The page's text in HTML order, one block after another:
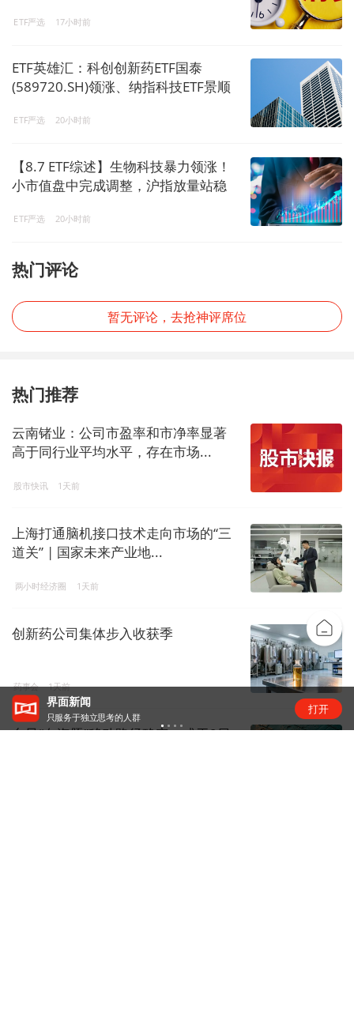
ETF严选 17小时前
ETF英雄汇：科创创新药ETF国泰
(589720.SH)领涨、纳指科技ETF景顺
ETF严选 20小时前
【8.7 ETF综述】生物科技暴力领涨！
小市值盘中完成调整，沪指放量站稳
ETF严选 20小时前
热门评论
暂无评论，去抢神评席位
热门推荐
云南锗业：公司市盈率和市净率显著
高于同行业平均水平，存在市场...
股市快讯 1天前
上海打通脑机接口技术走向市场的“三
道关” | 国家未来产业地...
两小时经济圈 1天前
创新药公司集体步入收获季
药事会 1天前
台风“白海豚”移动路径确定，或于9日
界面新闻
只服务于独立思考的人群
打开